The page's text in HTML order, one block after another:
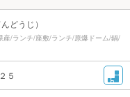
どうじ）
/ランチ/座敷/ランチ/原爆ドーム/鍋/
５